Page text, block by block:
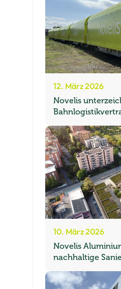
12. März 2026
Novelis
10. März 2026
Novelis
nachhaltige